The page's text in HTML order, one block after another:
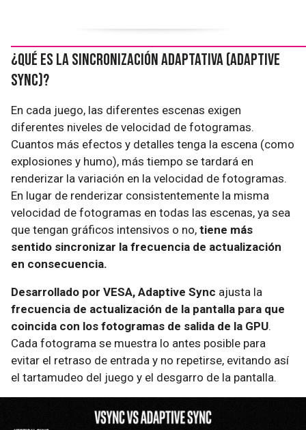
¿Qué es la sincronización adaptativa (Adaptive
Sync)?
En cada juego, las diferentes escenas exigen
diferentes niveles de velocidad de fotogramas.
Cuantos más efectos y detalles tenga la escena (como
explosiones y humo), más tiempo se tardará en
renderizar la variación en la velocidad de fotogramas.
En lugar de renderizar consistentemente la misma
velocidad de fotogramas en todas las escenas, ya sea
que tengan gráficos intensivos o no, tiene más
sentido sincronizar la frecuencia de actualización
en consecuencia.
Desarrollado por VESA, Adaptive Sync ajusta la
frecuencia de actualización de la pantalla para que
coincida con los fotogramas de salida de la GPU.
Cada fotograma se muestra lo antes posible para
evitar el retraso de entrada y no repetirse, evitando así
el tartamudeo del juego y el desgarro de la pantalla.